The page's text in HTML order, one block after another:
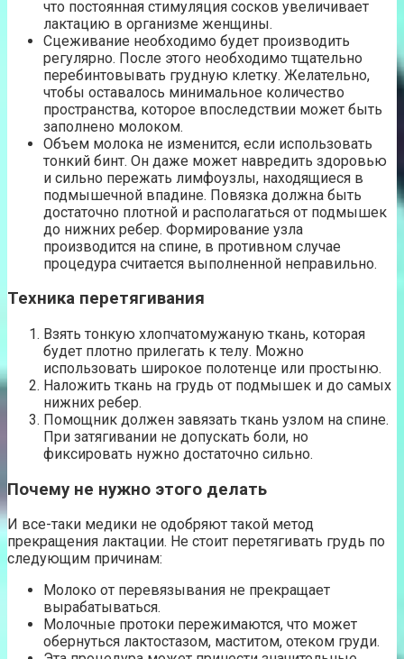
что постоянная стимуляция сосков увеличивает
лактацию в организме женщины.
Сцеживание необходимо будет производить
регулярно. После этого необходимо тщательно
перебинтовывать грудную клетку. Желательно,
чтобы оставалось минимальное количество
пространства, которое впоследствии может быть
заполнено молоком.
Объем молока не изменится, если использовать
тонкий бинт. Он даже может навредить здоровью
и сильно пережать лимфоузлы, находящиеся в
подмышечной впадине. Повязка должна быть
достаточно плотной и располагаться от подмышек
до нижних ребер. Формирование узла
производится на спине, в противном случае
процедура считается выполненной неправильно.
Техника перетягивания
Взять тонкую хлопчатомужаную ткань, которая
будет плотно прилегать к телу. Можно
использовать широкое полотенце или простыню.
Наложить ткань на грудь от подмышек и до самых
нижних ребер.
Помощник должен завязать ткань узлом на спине.
При затягивании не допускать боли, но
фиксировать нужно достаточно сильно.
Почему не нужно этого делать
И все-таки медики не одобряют такой метод
прекращения лактации. Не стоит перетягивать грудь по
следующим причинам:
Молоко от перевязывания не прекращает
вырабатываться.
Молочные протоки пережимаются, что может
обернуться лактостазом, маститом, отеком груди.